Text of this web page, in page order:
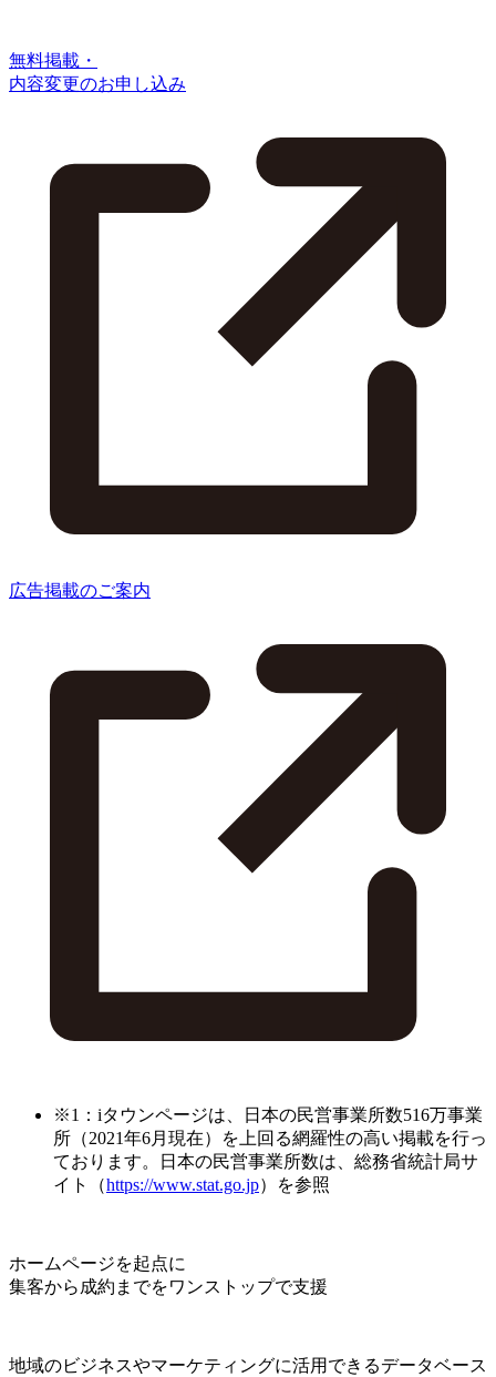
無料掲載・
内容変更のお申し込み
広告掲載のご案内
※1：iタウンページは、日本の民営事業所数516万事業
所（2021年6月現在）を上回る網羅性の高い掲載を行っ
ております。日本の民営事業所数は、総務省統計局サ
イト（https://www.stat.go.jp）を参照
ホームページを起点に
集客から成約までをワンストップで支援
地域のビジネスやマーケティングに活用できるデータベース